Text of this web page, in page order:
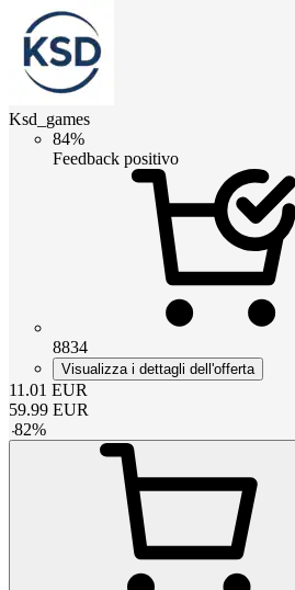
Ksd_games
84%
Feedback positivo
8834
Visualizza i dettagli dell'offerta
11.01 EUR
59.99 EUR
-82%